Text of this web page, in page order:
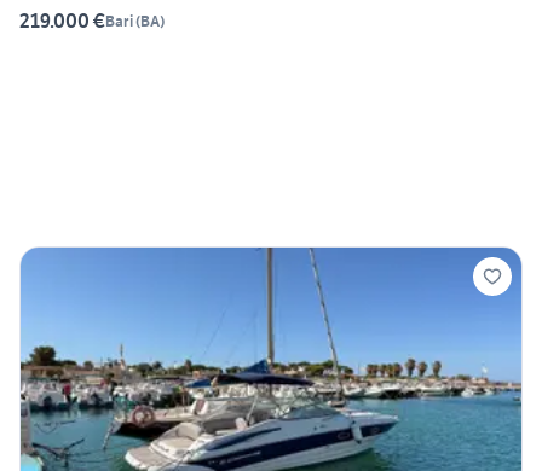
219.000 €Bari(BA)